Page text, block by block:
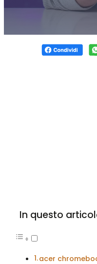
In questo
acer